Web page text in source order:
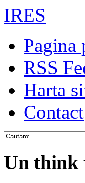
IRES
Pagina
RSS
Harta
Contact
Un think